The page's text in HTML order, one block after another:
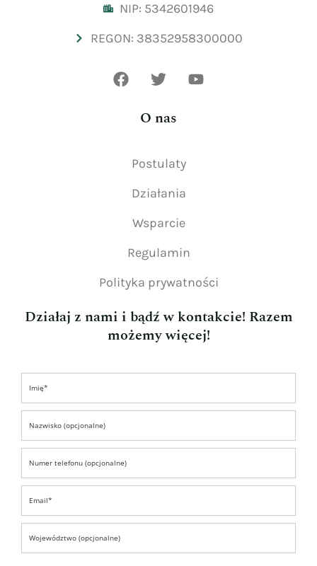
NIP: 5342601946
REGON: 38352958300000
O nas
Postulaty
Działania
Wsparcie
Regulamin
Polityka prywatności
Działaj z nami i bądź w kontakcie! Razem
możemy więcej!